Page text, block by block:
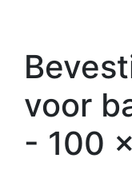
voor
- 100